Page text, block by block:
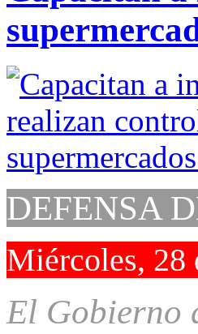
DEFENSA
Miércoles, 28
El Gobierno